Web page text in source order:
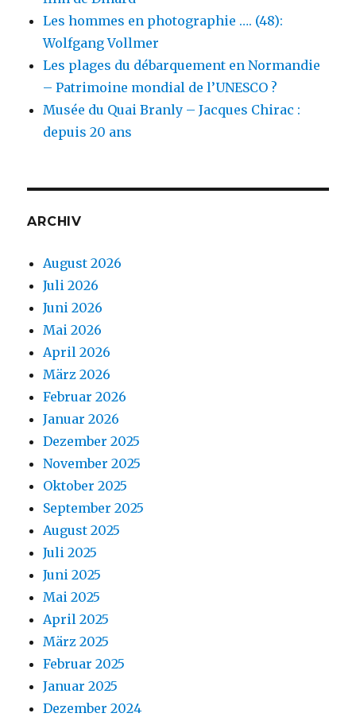
Les hommes en photographie …. (48):
Wolfgang Vollmer
Les plages du débarquement en Normandie
– Patrimoine mondial de l’UNESCO ?
Musée du Quai Branly – Jacques Chirac :
depuis 20 ans
ARCHIV
August 2026
Juli 2026
Juni 2026
Mai 2026
April 2026
März 2026
Februar 2026
Januar 2026
Dezember 2025
November 2025
Oktober 2025
September 2025
August 2025
Juli 2025
Juni 2025
Mai 2025
April 2025
März 2025
Februar 2025
Januar 2025
Dezember 2024